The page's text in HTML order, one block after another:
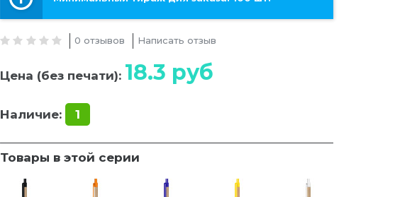
0 отзывов Написать отзыв
Цена (без печати): 18.3 руб
Наличие: 1
Товары в этой серии